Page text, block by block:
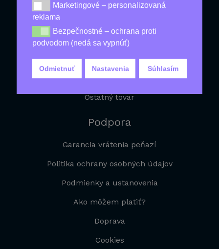
Marketingové – personalizovaná reklama
Marketingové – personalizovaná
reklama
Bezpečnostné – ochrana proti podvodom (nedá sa
Bezpečnostné – ochrana proti
podvodom (nedá sa vypnúť)
Odmietnuť Nastavenia Súhlasím
Na Chudnutie
Produkty Proti Starnutiu
Proti Vypadávaniu Vlasov
Ostatný tovar
Podpora
Garancia vrátenia peňazí
Politika ochrany osobných údajov
Podmienky a ustanovenia
Ako môžem platiť?
Doprava
Cookies